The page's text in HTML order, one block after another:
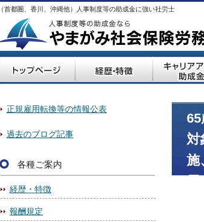
（首都圏、香川、沖縄他）人事制度等の助成金に強い社労士
対
施
正規雇用転換等の情報公表
過去のブログ記事
各種ご案内
経歴・特徴
報酬規定